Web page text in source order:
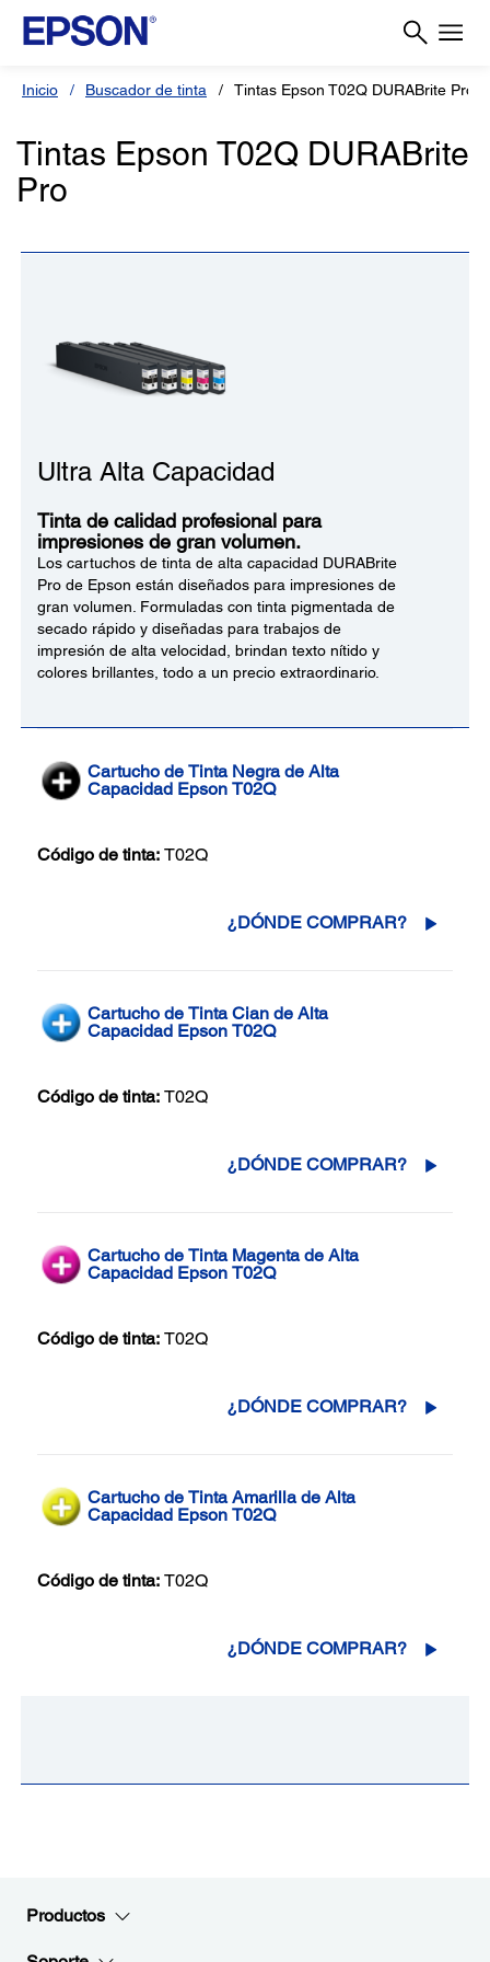
Inicio Buscador de tinta Tintas Epson T02Q DURABrite Pro
Tintas Epson T02Q DURABrite
Pro
Ultra Alta Capacidad
Tinta de calidad profesional para
impresiones de gran volumen.
Los cartuchos de tinta de alta capacidad DURABrite
Pro de Epson están diseñados para impresiones de
gran volumen. Formuladas con tinta pigmentada de
secado rápido y diseñadas para trabajos de
impresión de alta velocidad, brindan texto nítido y
colores brillantes, todo a un precio extraordinario.
Cartucho de Tinta Negra de Alta
Capacidad Epson T02Q
Código de tinta: T02Q
¿DÓNDE COMPRAR?
Cartucho de Tinta Cian de Alta
Capacidad Epson T02Q
Código de tinta: T02Q
¿DÓNDE COMPRAR?
Cartucho de Tinta Magenta de Alta
Capacidad Epson T02Q
Código de tinta: T02Q
¿DÓNDE COMPRAR?
Cartucho de Tinta Amarilla de Alta
Capacidad Epson T02Q
Código de tinta: T02Q
¿DÓNDE COMPRAR?
Productos